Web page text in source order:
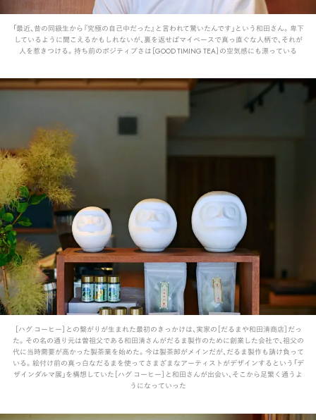
「最近、昔の同級生から『究極の自己中だった』と言われて驚いたんです」という和田さん。卑下
しているように聞こえるかもしれないが、裏を返せばマイペースで真っ直ぐな人柄で、それが
人を惹きつける。持ち前のポジティブさは［GOOD TIMING TEA］の空気感にも漂っている
［ハグ コーヒー］との繋がりが生まれた最初のきっかけは、実家の［だるまや和田清商店］だっ
た。その名の通り元は曽祖父である和田清さんがだるま製作のために創業した会社で、祖父の
代に当時需要が高かった製茶業を始めた。今は製茶卸がメインだが、だるま製作も請け負って
いる。絵付け前の真っ白なだるまを使ってさまざまなアーティストがデザインするという「デ
ザインダルマ展」を構想していた［ハグ コーヒー］と和田さんが出会い、そこから足繁く通うよ
うになっていった